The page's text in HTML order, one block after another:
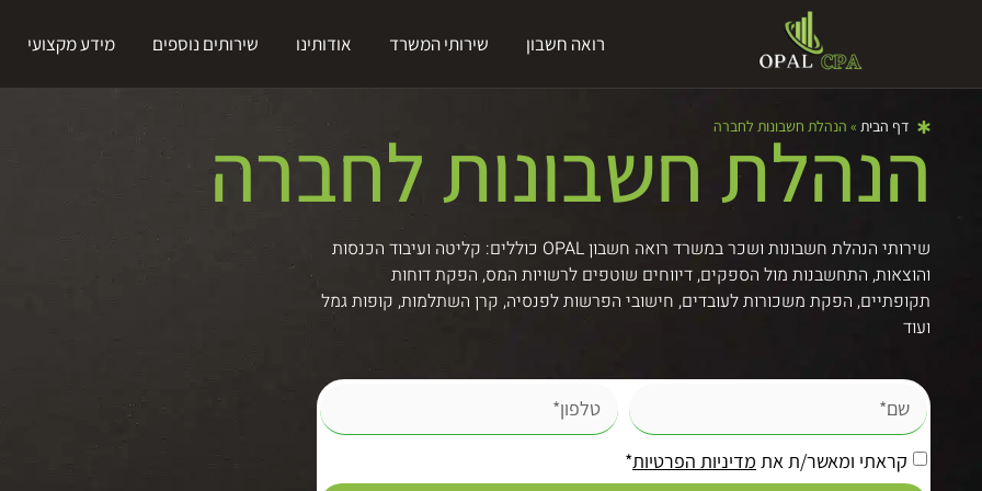
רואה חשבון שירותי המשרד אודותינו שירותים נוספים מידע מקצועי
דף הבית » הנהלת חשבונות לחברה
הנהלת חשבונות לחברה
שירותי הנהלת חשבונות ושכר במשרד רואה חשבון OPAL כוללים: קליטה ועיבוד הכנסות
והוצאות, התחשבנות מול הספקים, דיווחים שוטפים לרשויות המס, הפקת דוחות
תקופתיים, הפקת משכורות לעובדים, חישובי הפרשות לפנסיה, קרן השתלמות, קופות גמל
ועוד
קראתי ומאשר/ת את מדיניות הפרטיות*